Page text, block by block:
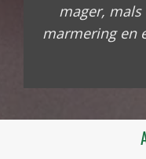
mager,
marmering en